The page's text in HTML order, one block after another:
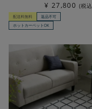
¥ 27,800 税込
配送料無料
返品不可
ホットカーペットOK